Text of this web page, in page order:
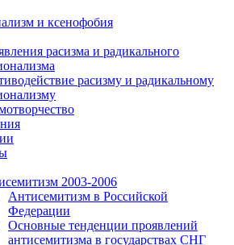
и ксенофобия
расизма и радикального
расизму и радикальному
2003-2006
Антисемитизм в Российской
Федерации
Основные тенденции проявлений
антисемитизма в государствах СНГ